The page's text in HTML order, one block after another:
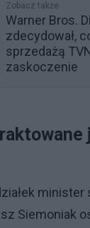
Zobacz także
Warner Bros.
zdecydował,
sprzedażą
zaskoczenie
minister
Siemoniak